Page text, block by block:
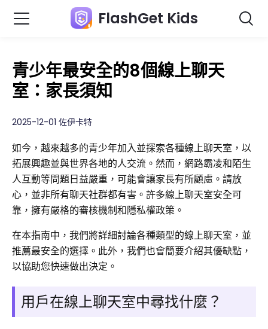
FlashGet Kids
青少年最安全的8個線上聊天
室：家長須知
2025-12-01 佐伊卡特
如今，越來越多的青少年加入並探索各種線上聊天室，以
拓展興趣並與世界各地的人交流。然而，網路霸凌和陌生
人互動等問題日益嚴重，可能會讓家長有所顧慮。請放
心，並非所有聊天社群都有害。許多線上聊天室安全可
靠，擁有嚴格的審核機制和隱私權政策。
在本指南中，我們將詳細討論各種類型的線上聊天室，並
推薦最安全的選擇。此外，我們也會簡要介紹其優缺點，
以協助您快速做出決定。
用戶在線上聊天室中尋找什麼？